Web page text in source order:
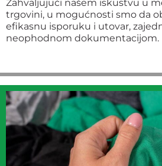
Zahvaljujući našem iskustvu u
trgovini, u mogućnosti smo da
efikasnu isporuku i utovar,
neophodnom dokumentacijom.